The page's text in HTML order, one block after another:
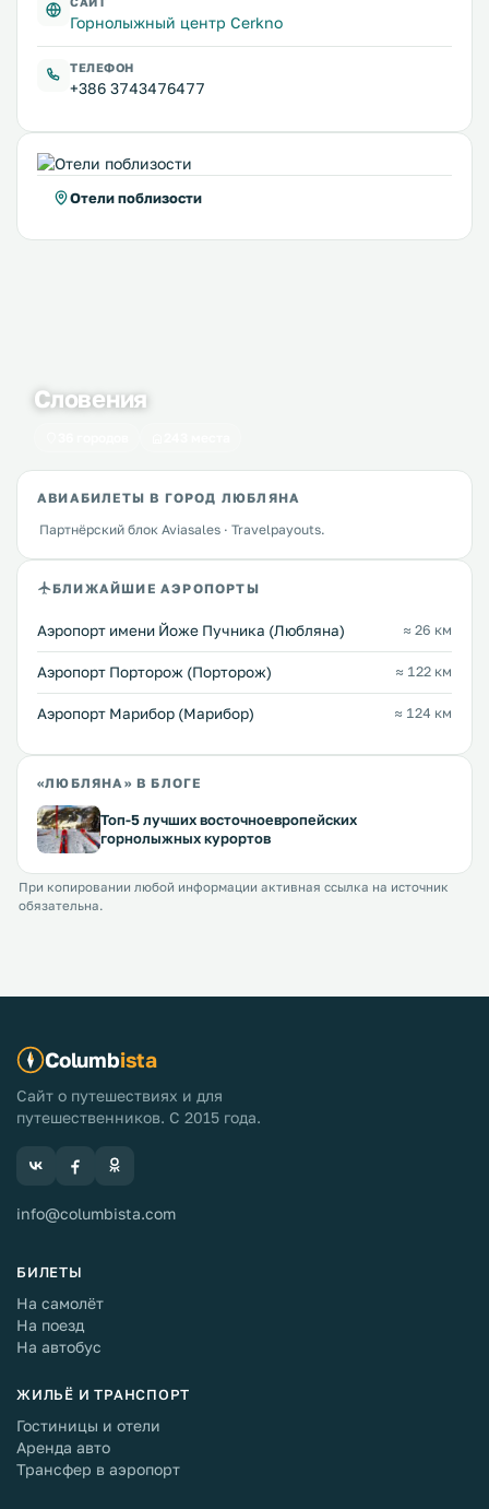
Горнолыжный центр Cerkno
ТЕЛЕФОН
+386 3743476477
Отели поблизости
Словения
АВИАБИЛЕТЫ В ГОРОД ЛЮБЛЯНА
Партнёрский блок Aviasales · Travelpayouts.
БЛИЖАЙШИЕ АЭРОПОРТЫ
Аэропорт имени Йоже Пучника (Любляна) ≈ 26 км
Аэропорт Порторож (Порторож) ≈ 122 км
Аэропорт Марибор (Марибор) ≈ 124 км
«ЛЮБЛЯНА» В БЛОГЕ
Топ-5 лучших восточноевропейских
горнолыжных курортов
При копировании любой информации активная ссылка на источник
обязательна.
Columbista
Сайт о путешествиях и для
путешественников. С 2015 года.
info@columbista.com
БИЛЕТЫ
На самолёт
На поезд
На автобус
ЖИЛЬЁ И ТРАНСПОРТ
Гостиницы и отели
Аренда авто
Трансфер в аэропорт